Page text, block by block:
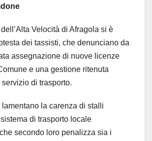
Velocità di Afragola si è
dei tassisti, che denunciano da
assegnazione di nuove licenze
e una gestione ritenuta
di trasporto.
lamentano la carenza di stalli
di trasporto locale
secondo loro penalizza sia i